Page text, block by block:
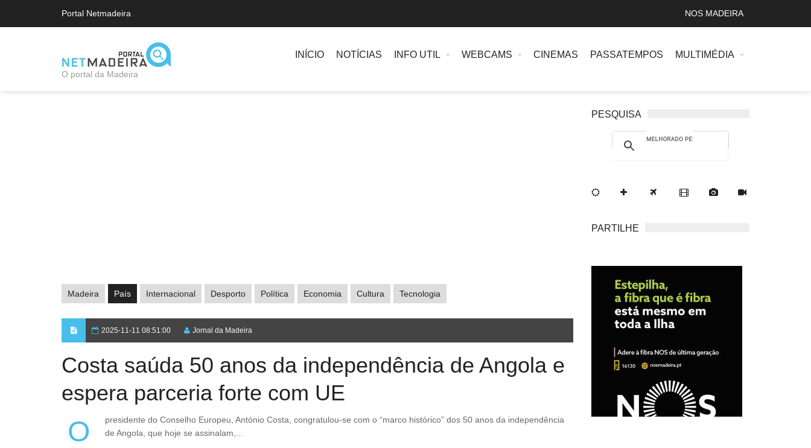
Portal Netmadeira NOS MADEIRA
O portal da Madeira
INÍCIO NOTÍCIAS INFO UTIL WEBCAMS CINEMAS PASSATEMPOS MULTIMÉDIA
Madeira País Internacional Desporto Política Economia Cultura Tecnologia
2025-11-11 08:51:00 Jornal da Madeira
Costa saúda 50 anos da independência de Angola e
espera parceria forte com UE
O presidente do Conselho Europeu, António Costa, congratulou-se com o “marco histórico” dos 50 anos da independência de Angola, que hoje se assinalam,...
PESQUISA
PARTILHE